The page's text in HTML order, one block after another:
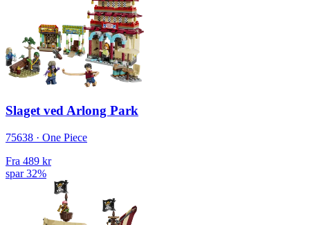
Slaget ved Arlong Park
75638 · One Piece
Fra 489 kr
spar 32%